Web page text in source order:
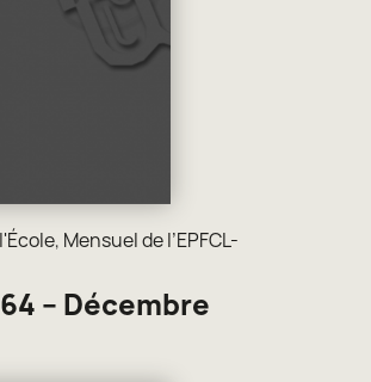
, Mensuel de l’EPFCL-
– Décembre